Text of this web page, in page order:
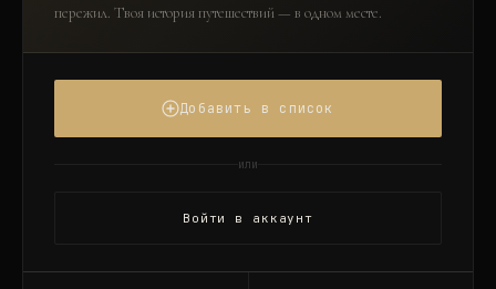
пережил. Твоя история путешествий — в одном месте.
Добавить в список
или
Войти в аккаунт